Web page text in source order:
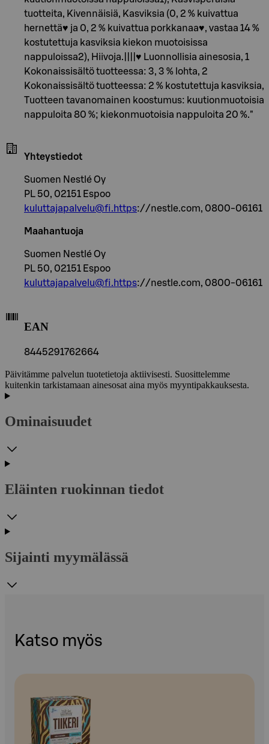
tuotteita, Kivennäisiä, Kasviksia (0, 2 % kuivattua
hernettä♥ ja 0, 2 % kuivattua porkkanaa♥, vastaa 14 %
kostutettuja kasviksia kiekon muotoisissa
nappuloissa2), Hiivoja.||||♥ Luonnollisia ainesosia, 1
Kokonaissisältö tuotteessa: 3, 3 % lohta, 2
Kokonaissisältö tuotteessa: 2 % kostutettuja kasviksia,
Tuotteen tavanomainen koostumus: kuutionmuotoisia
nappuloita 80 %; kiekonmuotoisia nappuloita 20 %."
Yhteystiedot
Suomen Nestlé Oy
PL 50, 02151 Espoo
kuluttajapalvelu@fi.https://nestle.com, 0800-06161
Maahantuoja
Suomen Nestlé Oy
PL 50, 02151 Espoo
kuluttajapalvelu@fi.https://nestle.com, 0800-06161
EAN
8445291762664
Päivitämme palvelun tuotetietoja aktiivisesti. Suosittelemme
kuitenkin tarkistamaan ainesosat aina myös myyntipakkauksesta.
Ominaisuudet
Eläinten ruokinnan tiedot
Sijainti myymälässä
Katso myös